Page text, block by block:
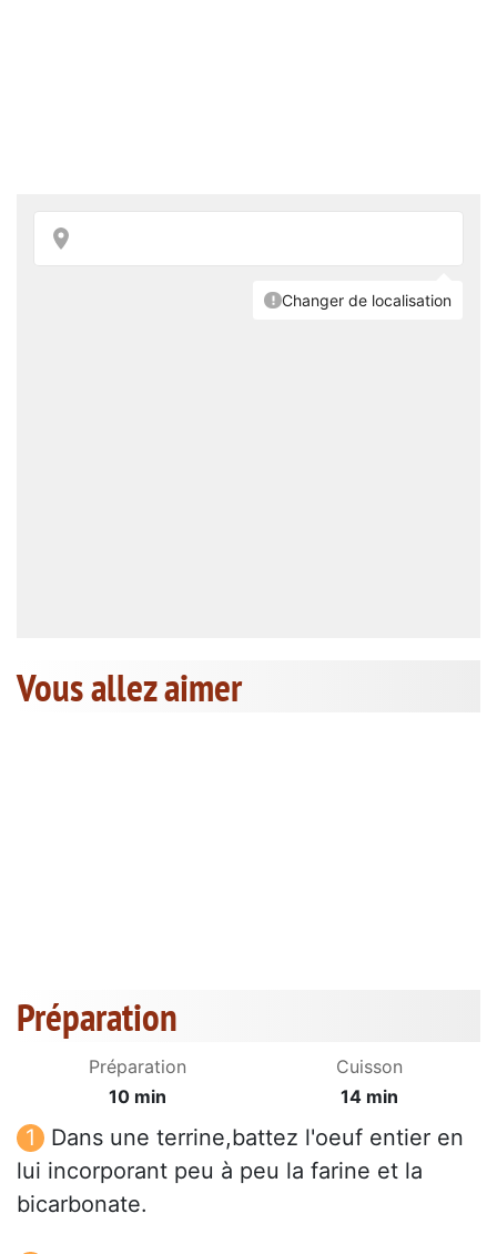
Vous allez aimer
Préparation
Préparation
10 min
Cuisson
14 min
Dans une terrine,battez l'oeuf entier en
lui incorporant peu à peu la farine et la
bicarbonate.